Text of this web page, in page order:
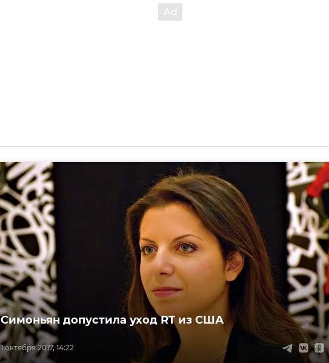
1 октября 2017, 14:22
Симоньян допустила уход RT из США